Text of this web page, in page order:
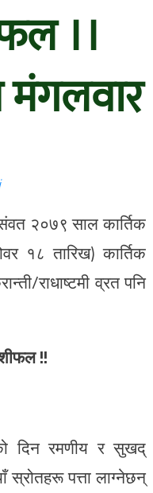
।।
मंगलवार
२०७९ साल कार्तिक
१८ तारिख) कार्तिक
राधाष्टमी व्रत पनि
!!
दिन रमणीय र सुखद्
स्रोतहरू पत्ता लाग्नेछन्